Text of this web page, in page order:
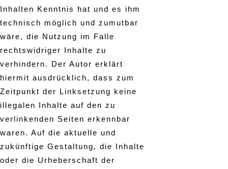
Inhalten Kenntnis hat und es ihm
technisch möglich und zumutbar
wäre, die Nutzung im Falle
rechtswidriger Inhalte zu
verhindern. Der Autor erklärt
hiermit ausdrücklich, dass zum
Zeitpunkt der Linksetzung keine
illegalen Inhalte auf den zu
verlinkenden Seiten erkennbar
waren. Auf die aktuelle und
zukünftige Gestaltung, die Inhalte
oder die Urheberschaft der